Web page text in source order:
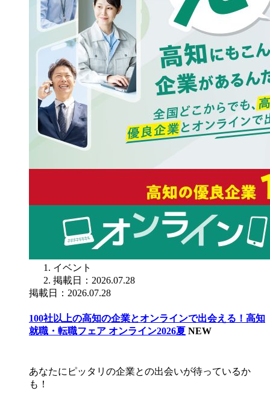
イベント
掲載日：2026.07.28
掲載日：2026.07.28
100社以上の高知の企業とオンラインで出会える！高知
就職・転職フェア オンライン2026夏 NEW
あなたにピッタリの企業との出会いが待っているか
も！